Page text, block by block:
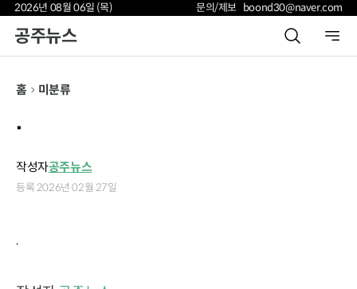
2026년 08월 06일 (목) 문의/제보 boond30@naver.com
공주뉴스
홈 미분류
.
작성자공주뉴스
등록 2026년 02월 27일
.